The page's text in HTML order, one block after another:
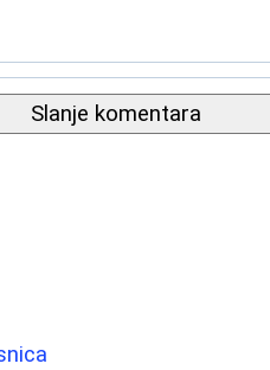
Slanje komentara